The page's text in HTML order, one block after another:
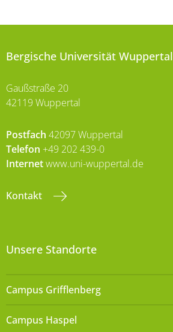
Bergische Universität Wuppertal
Gaußstraße 20
42119 Wuppertal
Postfach 42097 Wuppertal
Telefon +49 202 439-0
Internetwww.uni-wuppertal.de
Kontakt
Unsere Standorte
Campus Grifflenberg
Campus Haspel